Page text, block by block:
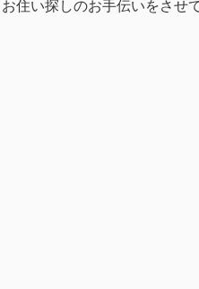
い探しのお手伝いをさせ